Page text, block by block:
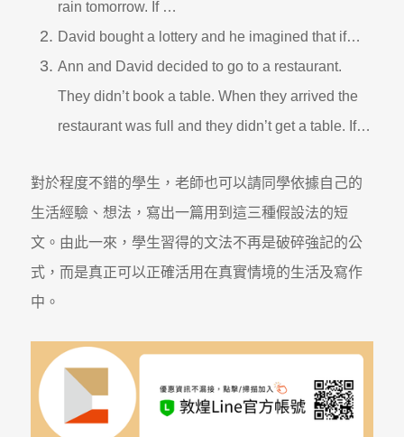
rain tomorrow. If …
David bought a lottery and he imagined that if…
Ann and David decided to go to a restaurant.
They didn’t book a table. When they arrived the
restaurant was full and they didn’t get a table. If…
對於程度不錯的學生，老師也可以請同學依據自己的
生活經驗、想法，寫出一篇用到這三種假設法的短
文。由此一來，學生習得的文法不再是破碎強記的公
式，而是真正可以正確活用在真實情境的生活及寫作
中。